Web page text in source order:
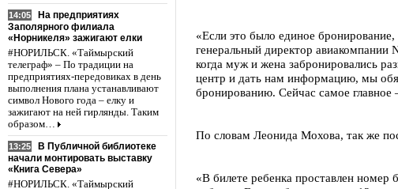
14:05
На предприятиях
Заполярного филиала
«Норникеля» зажигают елки
#НОРИЛЬСК. «Таймырский
телеграф» – По традиции на
предприятиях-передовиках в день
выполнения плана устанавливают
символ Нового года – елку и
зажигают на ней гирлянды. Таким
образом…
13:25
В Публичной библиотеке
начали монтировать выставку
«Книга Севера»
#НОРИЛЬСК. «Таймырский
«Если это было единое
генеральный директор
когда муж и жена забронировались
центр и дать нам информацию, мы
бронированию. Сейчас самое главное
По словам Леонида Мохова, так же
«В билете ребенка проставлен